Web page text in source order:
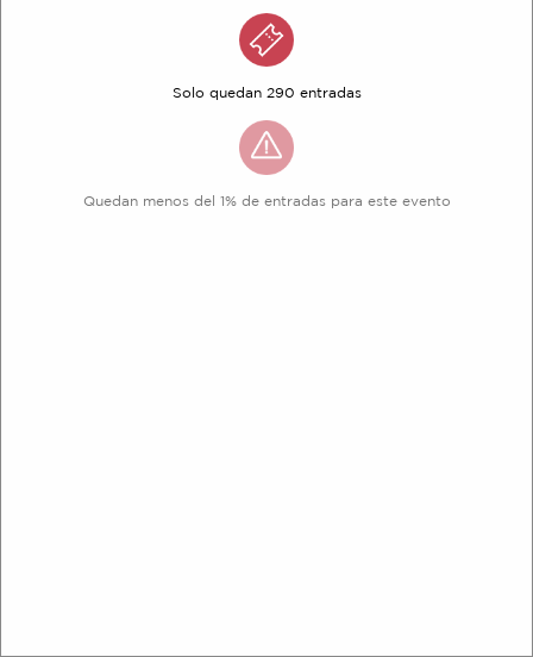
Solo quedan 290 entradas
Quedan menos del 1% de entradas para este evento